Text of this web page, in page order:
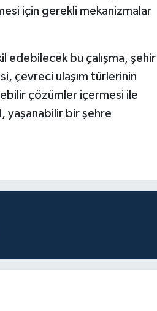
için gerekli mekanizmalar
edebilecek bu çalışma, şehir
çevreci ulaşım türlerinin
çözümler içermesi ile
yaşanabilir bir şehre